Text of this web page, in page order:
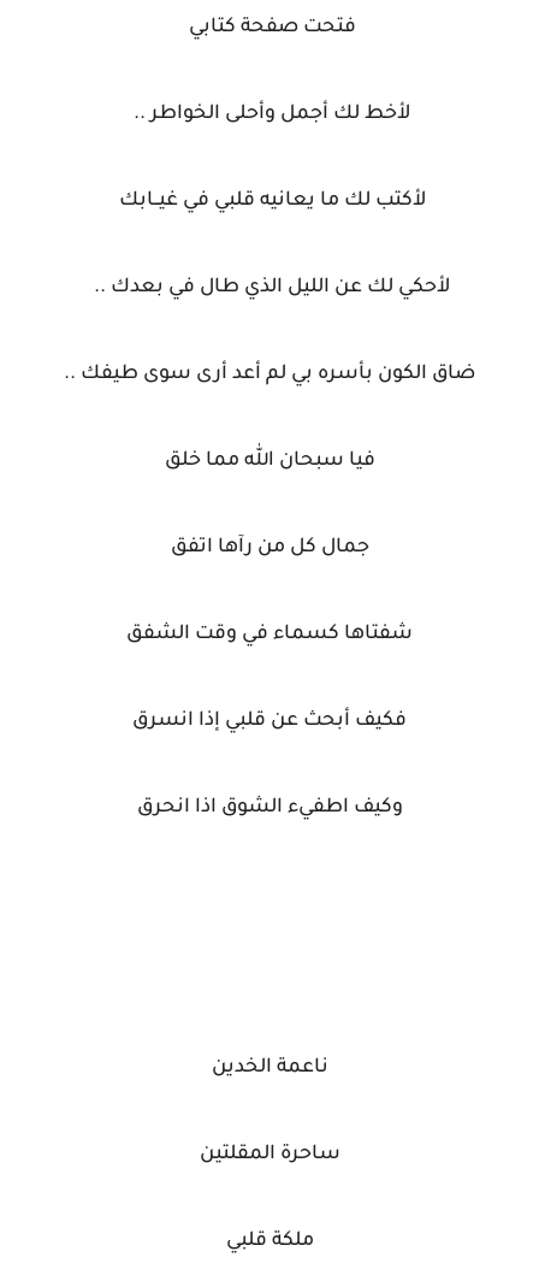
فتحت صفحة كتابي
لأخط لك أجمل وأحلى الخواطر ..
لأكتب لك ما يعانيه قلبي في غيــابك
لأحكي لك عن الليل الذي طال في بعدك ..
ضاق الكون بأسره بي لم أعد أرى سوى طيفك ..
فيا سبحان الله مما خلق
جمال كل من رآها اتفق
شفتاها كسماء في وقت الشفق
فكيف أبحث عن قلبي إذا انسرق
وكيف اطفيء الشوق اذا انحرق
ناعمة الخدين
ساحرة المقلتين
ملكة قلبي